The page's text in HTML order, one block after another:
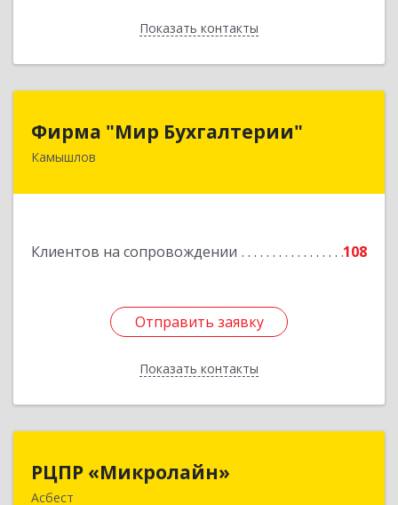
Показать контакты
Назад
Фирма "Мир Бухгалтерии"
Камышлов
Клиентов на сопровождении 108
Отправить заявку
Показать контакты
624860, Свердловская обл, Камышлов г,
Отправить заявку
Назад
РЦПР «Микролайн»
Асбест
РЦПР «Микролайн»
624272, Свердловская обл, Асбест г, имени В.И.